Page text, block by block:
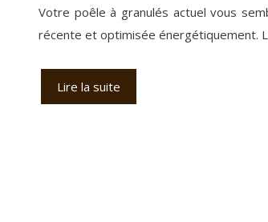
Votre poêle à granulés actuel vous
récente et optimisée énergétiquement.
Lire la suite